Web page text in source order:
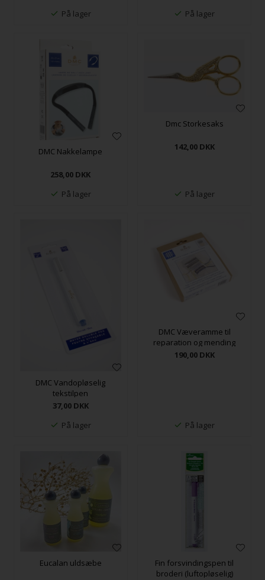
På lager
På lager
DMC Nakkelampe
258,00 DKK
På lager
Dmc Storkesaks
142,00 DKK
På lager
DMC Vandopløselig
tekstilpen
37,00 DKK
På lager
DMC Væveramme til
reparation og mending
190,00 DKK
På lager
Eucalan uldsæbe
Fin forsvindingspen til
broderi (luftopløselig)